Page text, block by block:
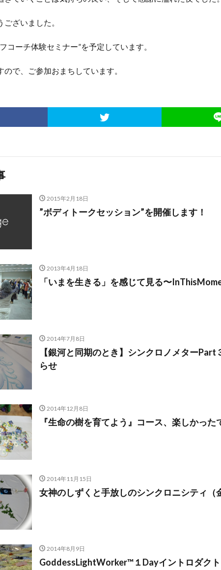
ざいました。
コーチ体験セミナー”を予定しています。
ので、ご参加おまちしています。
2015年2月18日
”ボディトークセッション”を開催します！
2013年4月18日
「いまを生きる」を感じて見る〜
2014年7月8日
【銀河と同期のとき】シンクロノメターPart
らせ
2014年12月8日
『生命の樹を育てよう』コース、楽しかった
2014年11月15日
女神のしずくと手放しのシンクロニシティ（
2014年8月9日
GoddessLightWorker™１Dayイントロダクト